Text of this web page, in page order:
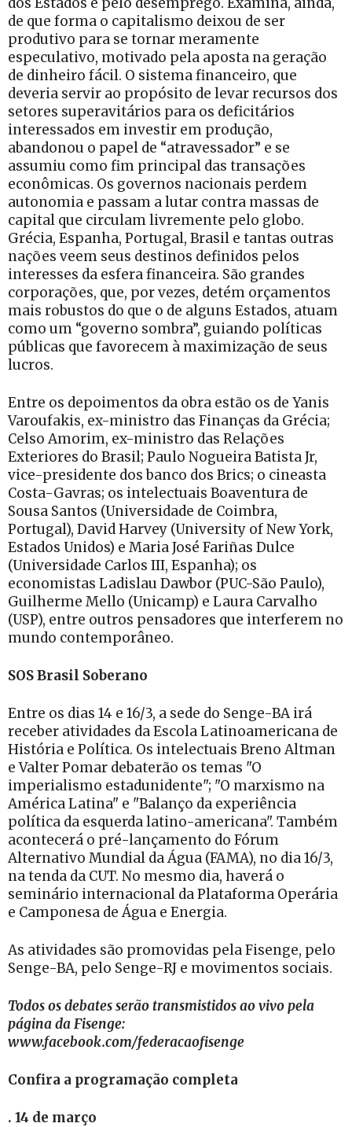
de que forma o capitalismo deixou de ser
produtivo para se tornar meramente
especulativo, motivado pela aposta na geração
de dinheiro fácil. O sistema financeiro, que
deveria servir ao propósito de levar recursos dos
setores superavitários para os deficitários
interessados em investir em produção,
abandonou o papel de “atravessador” e se
assumiu como fim principal das transações
econômicas. Os governos nacionais perdem
autonomia e passam a lutar contra massas de
capital que circulam livremente pelo globo.
Grécia, Espanha, Portugal, Brasil e tantas outras
nações veem seus destinos definidos pelos
interesses da esfera financeira. São grandes
corporações, que, por vezes, detém orçamentos
mais robustos do que o de alguns Estados, atuam
como um “governo sombra”, guiando políticas
públicas que favorecem à maximização de seus
lucros.
Entre os depoimentos da obra estão os de Yanis
Varoufakis, ex-ministro das Finanças da Grécia;
Celso Amorim, ex-ministro das Relações
Exteriores do Brasil; Paulo Nogueira Batista Jr,
vice-presidente dos banco dos Brics; o cineasta
Costa-Gavras; os intelectuais Boaventura de
Sousa Santos (Universidade de Coimbra,
Portugal), David Harvey (University of New York,
Estados Unidos) e Maria José Fariñas Dulce
(Universidade Carlos III, Espanha); os
economistas Ladislau Dawbor (PUC-São Paulo),
Guilherme Mello (Unicamp) e Laura Carvalho
(USP), entre outros pensadores que interferem no
mundo contemporâneo.
SOS Brasil Soberano
Entre os dias 14 e 16/3, a sede do Senge-BA irá
receber atividades da Escola Latinoamericana de
História e Política. Os intelectuais Breno Altman
e Valter Pomar debaterão os temas "O
imperialismo estadunidente"; "O marxismo na
América Latina" e "Balanço da experiência
política da esquerda latino-americana". Também
acontecerá o pré-lançamento do Fórum
Alternativo Mundial da Água (FAMA), no dia 16/3,
na tenda da CUT. No mesmo dia, haverá o
seminário internacional da Plataforma Operária
e Camponesa de Água e Energia.
As atividades são promovidas pela Fisenge, pelo
Senge-BA, pelo Senge-RJ e movimentos sociais.
Todos os debates serão transmistidos ao vivo pela
página da Fisenge:
www.facebook.com/federacaofisenge
Confira a programação completa
. 14 de março